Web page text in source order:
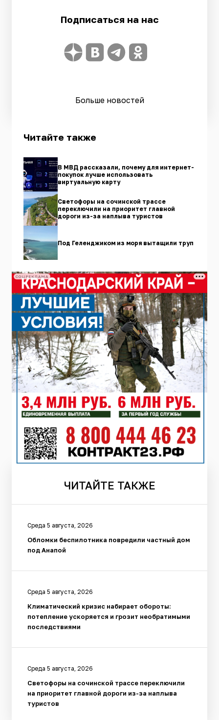
Подписаться на нас
Больше новостей
Читайте также
В МВД рассказали, почему для интернет-
покупок лучше использовать
виртуальную карту
Светофоры на сочинской трассе
переключили на приоритет главной
дороги из-за наплыва туристов
Под Геленджиком из моря вытащили труп
СОЦРЕКЛАМА
ЧИТАЙТЕ ТАКЖЕ
Среда 5 августа, 2026
Обломки беспилотника повредили частный дом
под Анапой
Среда 5 августа, 2026
Климатический кризис набирает обороты:
потепление ускоряется и грозит необратимыми
последствиями
Среда 5 августа, 2026
Светофоры на сочинской трассе переключили
на приоритет главной дороги из-за наплыва
туристов